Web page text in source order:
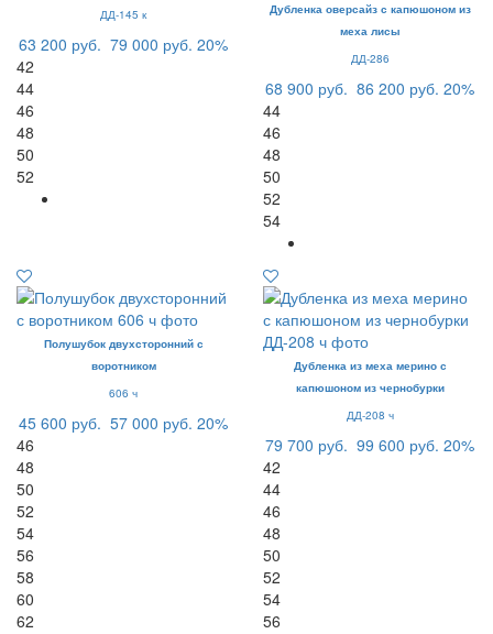
ДД-145 к
63 200 руб. 79 000 руб. 20%
42
44
46
48
50
52
Дубленка оверсайз с капюшоном из
меха лисы
ДД-286
68 900 руб. 86 200 руб. 20%
44
46
48
50
52
54
Полушубок двухсторонний с
воротником
606 ч
45 600 руб. 57 000 руб. 20%
46
48
50
52
54
56
58
60
62
Дубленка из меха мерино с
капюшоном из чернобурки
ДД-208 ч
79 700 руб. 99 600 руб. 20%
42
44
46
48
50
52
54
56